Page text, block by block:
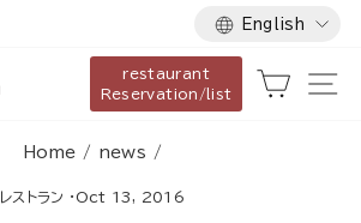
Language
English
restaurant
Reservation/list
Cart
Home / news /
レストラン ·Oct 13, 2016